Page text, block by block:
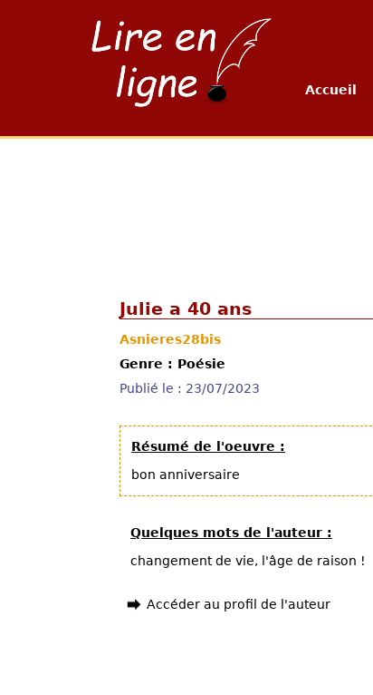
Accueil
Julie a 40 ans
Asnieres28bis
Genre : Poésie
Publié le : 23/07/2023
Résumé de l'oeuvre :
bon anniversaire
Quelques mots de l'auteur :
changement de vie, l'âge de raison !
Accéder au profil de l'auteur